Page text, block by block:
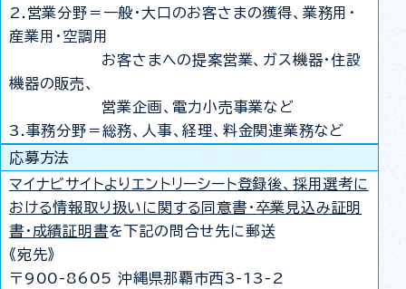
2.営業分野＝一般・大口のお客さまの獲得、業務用・
産業用・空調用
お客さまへの提案営業、ガス機器・住設
機器の販売、
営業企画、電力小売事業など
3.事務分野＝総務、人事、経理、料金関連業務など
応募方法
マイナビサイトよりエントリーシート登録後、 採用選考に
おける情報取り扱いに関する同意書・卒業見込み証明
書・成績証明書を下記の問合せ先に郵送
《宛先》
〒900-8605 沖縄県那覇市西3-13-2